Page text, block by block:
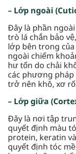
– Lớp ngoài
Đây là phần
trò lá chắn bảo
lớp bên trong
ngoài chiếm
hư tổn do chải
các phương
trở nên khô, xơ
– Lớp giữa
Đây là nơi tập
quyết định màu
protein, keratin
quyết định tóc